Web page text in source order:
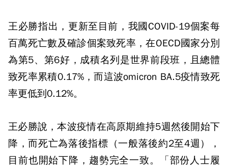
王必勝指出，更新至目前，我國COVID-19個案每
百萬死亡數及確診個案致死率，在OECD國家分別
為第5、第6好，成積名列是世界前段班，且總體
致死率累積0.17%，而這波omicron BA.5疫情致死
率更低到0.12%。
王必勝說，本波疫情在高原期維持5週然後開始下
降，而死亡為落後指標（一般落後約2至4週），
目前也開始下降，趨勢完全一致。「部份人士履